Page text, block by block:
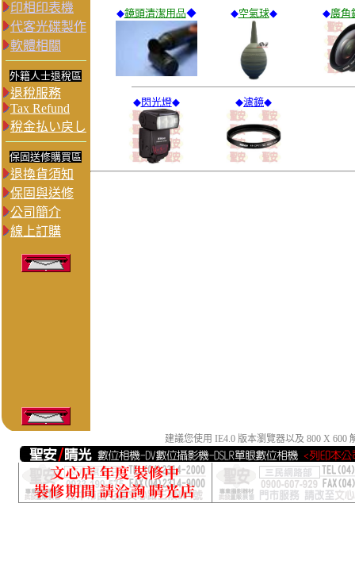
印相印表機
代客光碟製作
軟體相關
外籍人士退稅區
退稅服務
Tax Refund
稅金払い戻し
保固送修購買區
退換貨須知
保固與送修
公司簡介
線上訂購
◆鏡頭清潔用品◆ ◆空氣球◆ ◆廣角
◆閃光燈◆ ◆濾鏡◆
建議您使用 IE4.0 版本瀏覽器以及 800 X 600